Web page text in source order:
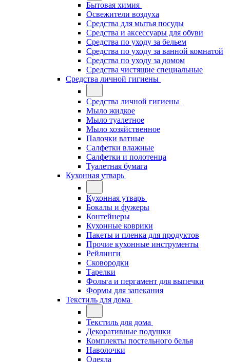
Бытовая химия
Освежители воздуха
Средства для мытья посуды
Средства и аксессуары для обуви
Средства по уходу за бельем
Средства по уходу за ванной комнатой
Средства по уходу за домом
Средства чистящие специальные
Средства личной гигиены
Средства личной гигиены
Мыло жидкое
Мыло туалетное
Мыло хозяйственное
Палочки ватные
Салфетки влажные
Салфетки и полотенца
Туалетная бумага
Кухонная утварь
Кухонная утварь
Бокалы и фужеры
Контейнеры
Кухонные коврики
Пакеты и пленка для продуктов
Прочие кухонные инструменты
Рейлинги
Сковородки
Тарелки
Фольга и пергамент для выпечки
Формы для запекания
Текстиль для дома
Текстиль для дома
Декоративные подушки
Комплекты постельного белья
Наволочки
Одеяла